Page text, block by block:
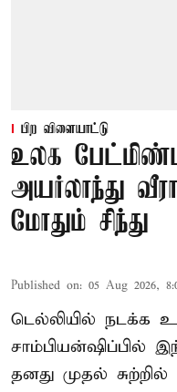
பிற விளையாட்டு
உலக
அயர்லாந்து
மோதும் சிந்து
Published on: 05 Aug 2026,
டெல்லியில்
சாம்பியன்ஷிப்பில்
தனது முதல்